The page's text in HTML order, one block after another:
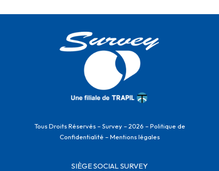
Tous Droits Réservés – Survey – 2026 –Politique de
Confidentialité –Mentions légales
SIÈGE SOCIAL SURVEY